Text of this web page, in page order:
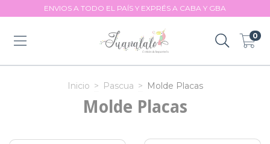
ENVIOS A TODO EL PAÍS Y EXPRÉS A CABA Y GBA
0
Inicio > Pascua > Molde Placas
Molde Placas